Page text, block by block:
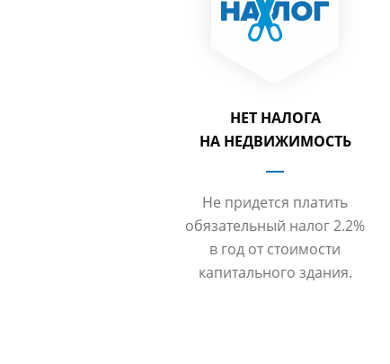
НЕТ НАЛОГА
НА НЕДВИЖИМОСТЬ
Не придется платить
обязательный налог 2.2%
в год от стоимости
капитального здания.